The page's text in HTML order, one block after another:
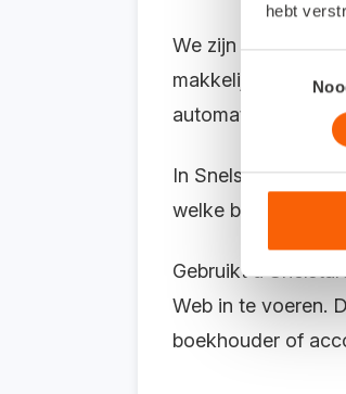
hebt
We zijn hard bezig
makkelijker om
automatische
In Snelstart Web
welke bestanden
Gebruikt u
Web in te voeren.
boekhouder of